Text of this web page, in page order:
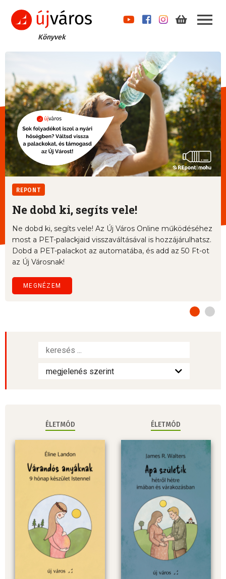
Könyvek
REPONT
Ne dobd ki, segíts vele!
Ne dobd ki, segíts vele! Az Új Város Online működéséhez
most a PET-palackjaid visszaváltásával is hozzájárulhatsz.
Dobd a PET-palackot az automatába, és add az 50 Ft-ot
az Új Városnak!
MEGNÉZEM
ÉLETMÓD ÉLETMÓD